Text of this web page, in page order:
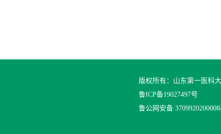
版权所有：山东第一医科
鲁ICP备19027497号
鲁公网安备